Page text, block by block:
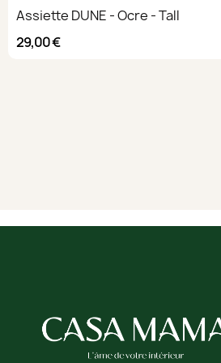
Assiette DUNE - Ocre - Tall
29,00 €